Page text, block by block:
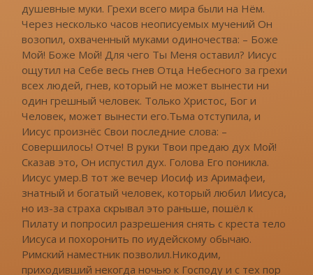
душевные муки. Грехи всего мира были на Нём.
Через несколько часов неописуемых мучений Он
возопил, охваченный муками одиночества: – Боже
Мой! Боже Мой! Для чего Ты Меня оставил? Иисус
ощутил на Себе весь гнев Отца Небесного за грехи
всех людей, гнев, который не может вынести ни
один грешный человек. Только Христос, Бог и
Человек, может вынести его.Тьма отступила, и
Иисус произнёс Свои последние слова: –
Совершилось! Отче! В руки Твои предаю дух Мой!
Сказав это, Он испустил дух. Голова Его поникла.
Иисус умер.В тот же вечер Иосиф из Аримафеи,
знатный и богатый человек, который любил Иисуса,
но из-за страха скрывал это раньше, пошёл к
Пилату и попросил разрешения снять с креста тело
Иисуса и похоронить по иудейскому обычаю.
Римский наместник позволил.Никодим,
приходивший некогда ночью к Господу и с тех пор